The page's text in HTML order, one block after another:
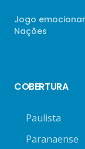
Jogo
Nações
COBERTURA
Paulista
Paranaense